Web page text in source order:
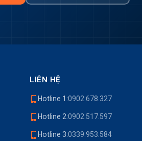
LIÊN HỆ
Hotline 1:0902.678.327
Hotline 2:0902.517.597
Hotline 3:0339.953.584